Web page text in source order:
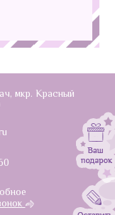
мкр. Красный